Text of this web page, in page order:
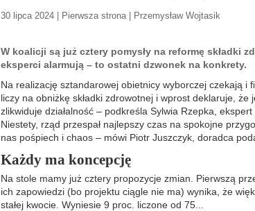
30 lipca 2024 | Pierwsza strona | Przemysław Wojtasik
W koalicji są już cztery pomysły na reformę składki
eksperci alarmują – to ostatni dzwonek na konkrety.
Na realizację sztandarowej obietnicy wyborczej czekają i
liczy na obniżkę składki zdrowotnej i wprost deklaruje,
zlikwiduje działalność – podkreśla Sylwia Rzepka,
Niestety, rząd przespał najlepszy czas na spokojne
nas pośpiech i chaos – mówi Piotr Juszczyk, doradca
Każdy ma koncepcję
Na stole mamy już cztery propozycje zmian. Pierwszą
ich zapowiedzi (bo projektu ciągle nie ma) wynika, że
stałej kwocie. Wyniesie 9 proc. liczone od 75...